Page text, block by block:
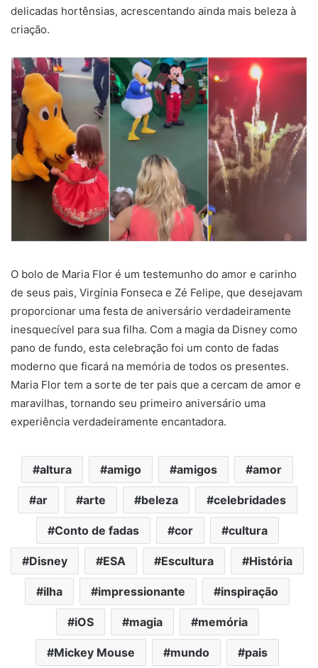
delicadas hortênsias, acrescentando ainda mais beleza à
criação.
O bolo de Maria Flor é um testemunho do amor e carinho
de seus pais, Virgínia Fonseca e Zé Felipe, que desejavam
proporcionar uma festa de aniversário verdadeiramente
inesquecível para sua filha. Com a magia da Disney como
pano de fundo, esta celebração foi um conto de fadas
moderno que ficará na memória de todos os presentes.
Maria Flor tem a sorte de ter pais que a cercam de amor e
maravilhas, tornando seu primeiro aniversário uma
experiência verdadeiramente encantadora.
altura amigo amigos amor
ar arte beleza celebridades
Conto de fadas cor cultura
Disney ESA Escultura História
ilha impressionante inspiração
iOS magia memória
Mickey Mouse mundo pais